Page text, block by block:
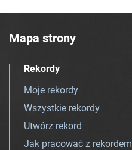
Mapa strony
Rekordy
Moje rekordy
Wszystkie rekordy
Utwórz rekord
Jak pracować z rekordem